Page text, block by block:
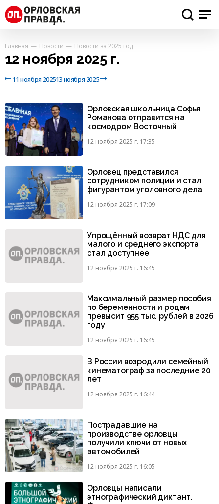
Главная Новости Новости за 2025 год
12 ноября 2025 г.
11 ноября 202513 ноября 2025
Орловская школьница Софья
Романова отправится на
космодром Восточный
12 ноября 2025 г. 17:35
Орловец представился
сотрудником полиции и стал
фигурантом уголовного дела
12 ноября 2025 г. 17:09
Упрощённый возврат НДС для
малого и среднего экспорта
стал доступнее
12 ноября 2025 г. 16:45
Максимальный размер пособия
по беременности и родам
превысит 955 тыс. рублей в 2026
году
12 ноября 2025 г. 16:45
В России возродили семейный
кинематограф за последние 20
лет
12 ноября 2025 г. 16:44
Пострадавшие на
производстве орловцы
получили ключи от новых
автомобилей
12 ноября 2025 г. 16:05
Орловцы написали
этнографический диктант.